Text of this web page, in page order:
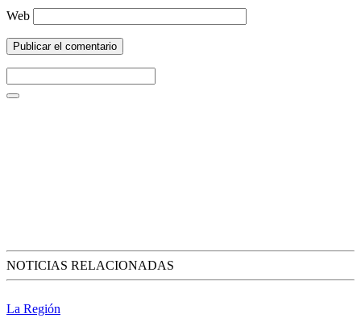
Web
NOTICIAS RELACIONADAS
La Región